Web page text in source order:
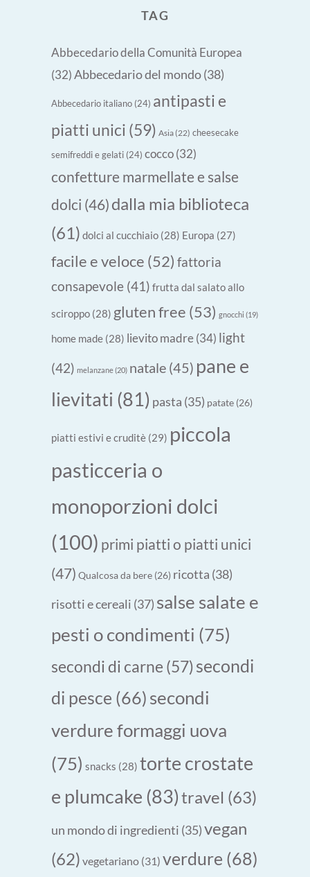
TAG
Abbecedario della Comunità Europea
(32) Abbecedario del mondo(38)
Abbecedario italiano (24) antipasti e
piatti unici (59) Asia(22) cheesecake
semifreddi e gelati (24) cocco (32)
confetture marmellate e salse
dolci (46) dalla mia biblioteca
(61) dolci al cucchiaio (28) Europa (27)
facile e veloce (52) fattoria
consapevole (41) frutta dal salato allo
sciroppo (28) gluten free (53) gnocchi (19)
home made (28) lievito madre(34) light
(42) melanzane(20) natale (45) pane e
lievitati (81) pasta (35) patate (26)
piatti estivi e cruditè (29) piccola
pasticceria o
monoporzioni dolci
(100) primi piatti o piatti unici
(47) Qualcosa da bere (26) ricotta (38)
risotti e cereali (37) salse salate e
pesti o condimenti (75)
secondi di carne (57)secondi
di pesce (66) secondi
verdure formaggi uova
(75) snacks (28) torte crostate
e plumcake (83)travel (63)
un mondo di ingredienti (35)vegan
(62) vegetariano (31) verdure (68)